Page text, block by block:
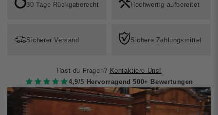
30 Tage Rückgaberecht Hochwertig aufbereitet
Sicherer Versand Sichere Zahlungsmittel
Hast du Fragen? Kontaktiere Uns!
4,9/5 Hervorragend 500+ Bewertungen